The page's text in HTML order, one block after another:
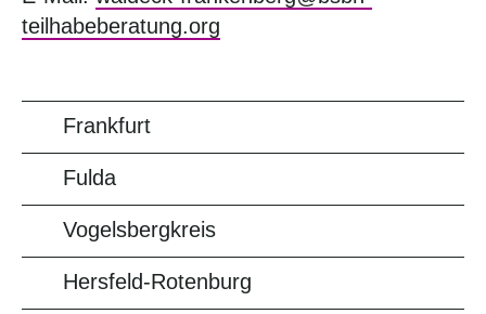
teilhabeberatung.org
Frankfurt
Fulda
Vogelsbergkreis
Hersfeld-Rotenburg